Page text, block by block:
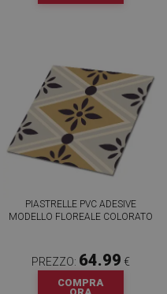
PIASTRELLE PVC ADESIVE
MODELLO FLOREALE COLORATO
PREZZO: 64.99 €
COMPRA